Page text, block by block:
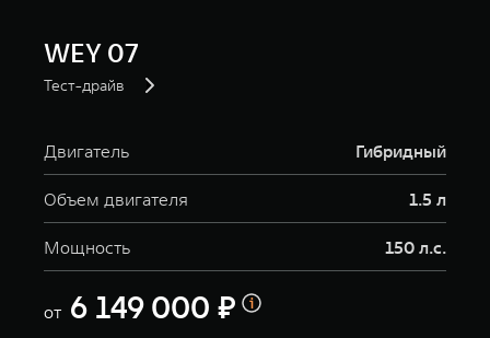
WEY 07
Тест-драйв
Двигатель Гибридный
Объем двигателя 1.5 л
Мощность 150 л.с.
от 6 149 000 ₽